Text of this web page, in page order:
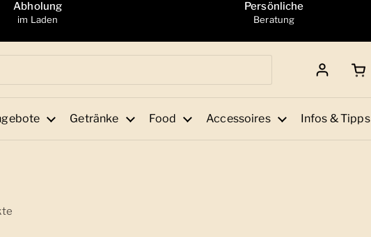
Abholung
im Laden
Persönliche
Beratung
Getränke Food Accessoires Infos & Tipps